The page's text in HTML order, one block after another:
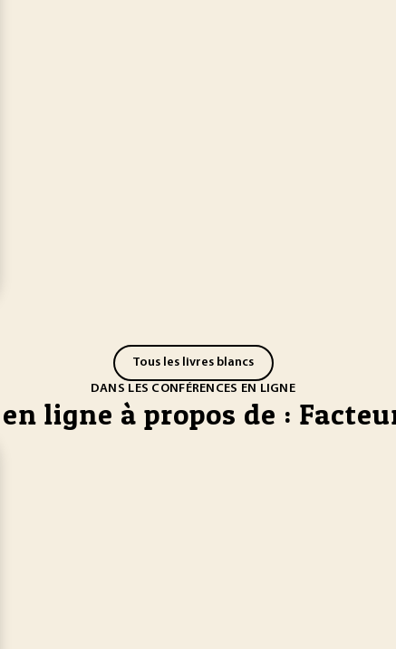
concrètes de la notion d'interaction dans le
Tous les livres blancs
DANS LES CONFÉRENCES EN LIGNE
ligne à propos de :